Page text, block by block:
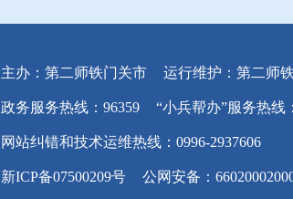
主办：第二师铁门关市 运行维护：第二师
政务服务热线：96359 “小兵帮办”服务热线
网站纠错和技术运维热线：0996-2937606
新ICP备07500209号 公网安备：